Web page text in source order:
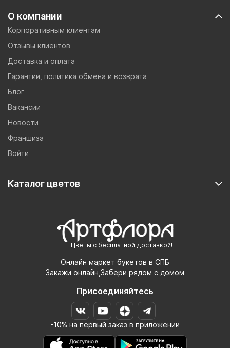
Цветы с бесплатной доставкой!
Онлайн маркет букетов в СПБ
Закажи онлайн,Забери рядом с домом
Присоединяйтесь
-10% на первый заказ в приложении
О компании
Корпоративным клиентам
Отзывы клиентов
Доставка и оплата
Гарантии, политика обмена и возврата
Блог
Вакансии
Новости
Франшиза
Войти
Каталог цветов